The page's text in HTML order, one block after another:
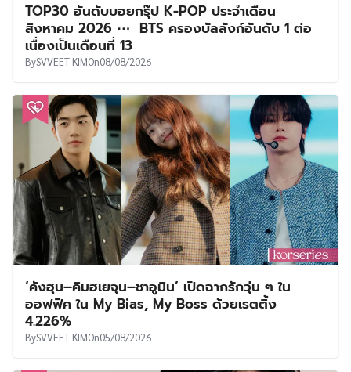
TOP30 อันดับบอยกรุ๊ป K-POP ประจำเดือน
สิงหาคม 2026 ⋯ BTS ครองบัลลังก์อันดับ 1 ต่อ
เนื่องเป็นเดือนที่ 13
BySVVEET KIMOn08/08/2026
‘คังฮุน–คิมฮเยจุน–ชาอูมิน’ เปิดฉากรักวุ่น ๆ ใน
ออฟฟิศ ใน My Bias, My Boss ด้วยเรตติ้ง
4.226%
BySVVEET KIMOn05/08/2026